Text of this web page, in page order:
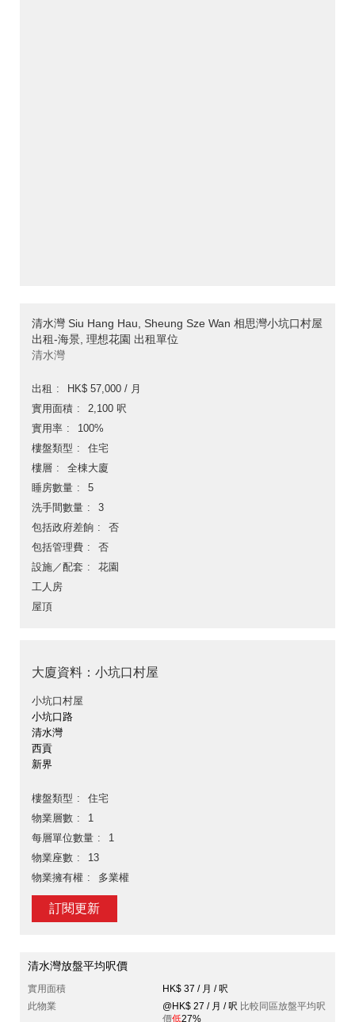
清水灣 Siu Hang Hau, Sheung Sze Wan 相思灣小坑口村屋
出租-海景, 理想花園 出租單位
清水灣
出租
HK$ 57,000 / 月
實用面積
2,100 呎
實用率
100%
樓盤類型
住宅
樓層
全棟大廈
睡房數量
5
洗手間數量
3
包括政府差餉
否
包括管理費
否
設施／配套
花園
工人房
屋頂
大廈資料：小坑口村屋
小坑口村屋
小坑口路
清水灣
西貢
新界
樓盤類型
住宅
物業層數
1
每層單位數量
1
物業座數
13
物業擁有權
多業權
訂閱更新
清水灣放盤平均呎價
實用面積
HK$ 37 / 月 / 呎
此物業
@HK$ 27 / 月 / 呎 比較同區放盤平均呎
價低27%